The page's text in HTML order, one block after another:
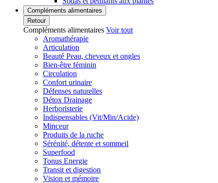
Compléments alimentaires
Retour
Compléments alimentaires Voir tout
Aromathérapie
Articulation
Beauté Peau, cheveux et ongles
Bien-être féminin
Circulation
Confort urinaire
Défenses naturelles
Détox Drainage
Herboristerie
Indispensables (Vit/Min/Acide)
Minceur
Produits de la ruche
Sérénité, détente et sommeil
Superfood
Tonus Energie
Transit et digestion
Vision et mémoire